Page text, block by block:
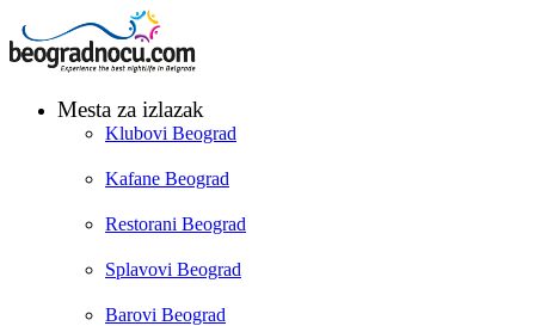
Mesta za izlazak
Klubovi Beograd
Kafane Beograd
Restorani Beograd
Splavovi Beograd
Barovi Beograd